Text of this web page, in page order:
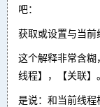
吧：
获取或设置与当前
这个解释非常含
线程】，【关联】。
是说：和当前线程